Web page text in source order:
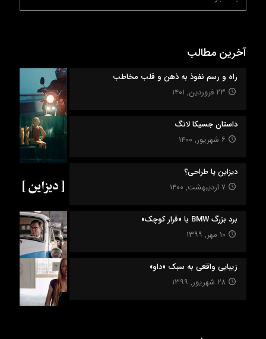
آخرین مطالب
راه‌‌ و‌ رسم نفوذ به ذهن و قلب مخاطب
۲۳ فروردین, ۱۴۰۱
داستان جسیکا لانگ
۶ شهریور, ۱۴۰۰
دیزاین یا طراحی؟
۷ اردیبهشت, ۱۴۰۰
برد بزرگ BMW با «فرار کوچک»
۱۰ مهر, ۱۳۹۹
زیبایی واقعی به سبک «داو»
۲۸ شهریور, ۱۳۹۹